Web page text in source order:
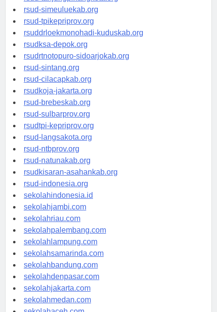
rsud-tanjungpinangkota.org
rsud-simeuluekab.org
rsud-tpikepriprov.org
rsuddrloekmonohadi-kuduskab.org
rsudksa-depok.org
rsudrtnotopuro-sidoarjokab.org
rsud-sintang.org
rsud-cilacapkab.org
rsudkoja-jakarta.org
rsud-brebeskab.org
rsud-sulbarprov.org
rsudtpi-kepriprov.org
rsud-langsakota.org
rsud-ntbprov.org
rsud-natunakab.org
rsudkisaran-asahankab.org
rsud-indonesia.org
sekolahindonesia.id
sekolahjambi.com
sekolahriau.com
sekolahpalembang.com
sekolahlampung.com
sekolahsamarinda.com
sekolahbandung.com
sekolahdenpasar.com
sekolahjakarta.com
sekolahmedan.com